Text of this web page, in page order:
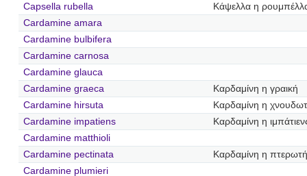
Capsella rubella
Κάψελλα η
Cardamine amara
Cardamine bulbifera
Cardamine carnosa
Cardamine glauca
Cardamine graeca
Καρδαμίνη η γραική
Cardamine hirsuta
Καρδαμίνη η
Cardamine impatiens
Καρδαμίνη η
Cardamine matthioli
Cardamine pectinata
Καρδαμίνη η πτερωτή
Cardamine plumieri